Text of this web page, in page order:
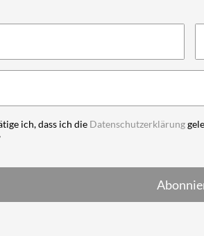
ich, dass ich die Daten­schutz­erklärung